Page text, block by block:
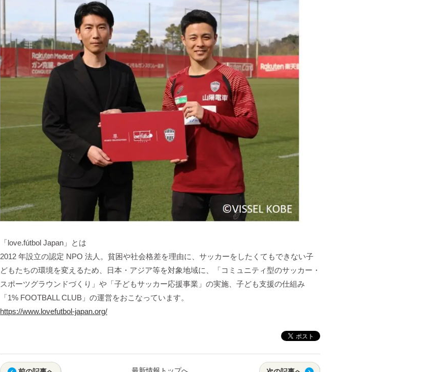
「love.fútbol Japan」とは
2012 年設立の認定 NPO 法人。貧困や社会格差を理由に、サッカーをしたくてもできない子
どもたちの環境を変えるため、日本・アジア等を対象地域に、「コミュニティ型のサッカー・
スポーツグラウンドづくり」や「子どもサッカー応援事業」の実施、子ども支援の仕組み
「1% FOOTBALL CLUB」の運営をおこなっています。
https://www.lovefutbol-japan.org/
最新情報トップへ